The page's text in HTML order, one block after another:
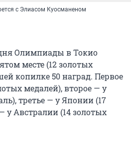
с Элиасом Куосманеном
Олимпиады в Токио
месте (12 золотых
копилке 50 наград. Первое
медалей), второе — у
третье — у Японии (17
у Австралии (14 золотых